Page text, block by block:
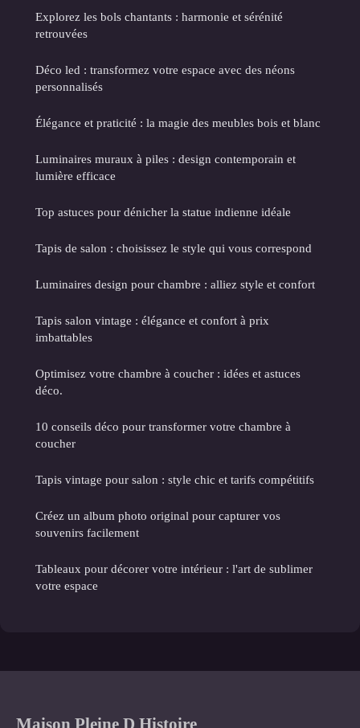
Explorez les bols chantants : harmonie et sérénité
retrouvées
Déco led : transformez votre espace avec des néons
personnalisés
Élégance et praticité : la magie des meubles bois et blanc
Luminaires muraux à piles : design contemporain et
lumière efficace
Top astuces pour dénicher la statue indienne idéale
Tapis de salon : choisissez le style qui vous correspond
Luminaires design pour chambre : alliez style et confort
Tapis salon vintage : élégance et confort à prix
imbattables
Optimisez votre chambre à coucher : idées et astuces
déco.
10 conseils déco pour transformer votre chambre à
coucher
Tapis vintage pour salon : style chic et tarifs compétitifs
Créez un album photo original pour capturer vos
souvenirs facilement
Tableaux pour décorer votre intérieur : l'art de sublimer
votre espace
Maison Pleine D Histoire